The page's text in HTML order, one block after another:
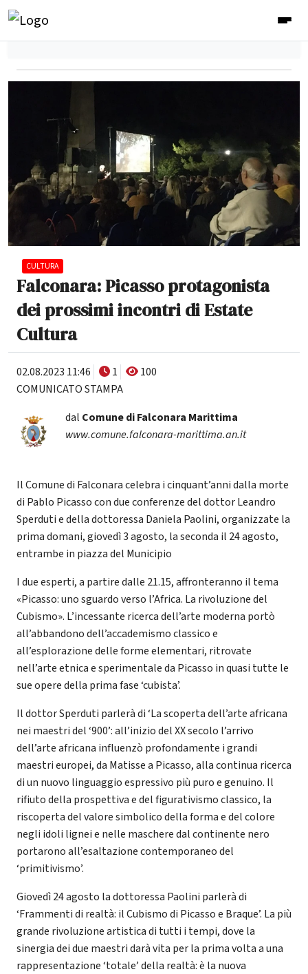
CULTURA
Falconara: Picasso protagonista
dei prossimi incontri di Estate
Cultura
02.08.2023 11:46 1
100
COMUNICATO STAMPA
dal Comune di Falconara Marittima
www.comune.falconara-marittima.an.it
Il Comune di Falconara celebra i cinquant’anni dalla morte
di Pablo Picasso con due conferenze del dottor Leandro
Sperduti e della dottoressa Daniela Paolini, organizzate la
prima domani, giovedì 3 agosto, la seconda il 24 agosto,
entrambe in piazza del Municipio
I due esperti, a partire dalle 21.15, affronteranno il tema
«Picasso: uno sguardo verso l’Africa. La rivoluzione del
Cubismo». L’incessante ricerca dell’arte moderna portò
all’abbandono dell’accademismo classico e
all’esplorazione delle forme elementari, ritrovate
nell’arte etnica e sperimentale da Picasso in quasi tutte le
sue opere della prima fase ‘cubista’.
Il dottor Sperduti parlerà di ‘La scoperta dell’arte africana
nei maestri del ‘900’: all’inizio del XX secolo l’arrivo
dell’arte africana influenzò profondamente i grandi
maestri europei, da Matisse a Picasso, alla continua ricerca
di un nuovo linguaggio espressivo più puro e genuino. Il
rifiuto della prospettiva e del figurativismo classico, la
riscoperta del valore simbolico della forma e del colore
negli idoli lignei e nelle maschere dal continente nero
portarono all’esaltazione contemporaneo del
‘primitivismo’.
Giovedì 24 agosto la dottoressa Paolini parlerà di
‘Frammenti di realtà: il Cubismo di Picasso e Braque’. La più
grande rivoluzione artistica di tutti i tempi, dove la
sinergia dei due maestri darà vita per la prima volta a una
rappresentazione ‘totale’ della realtà: è la nuova